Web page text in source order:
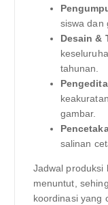
siswa dan
Desain &
tahunan.
gambar.
salinan
Jadwal produksi
menuntut,
koordinasi yang